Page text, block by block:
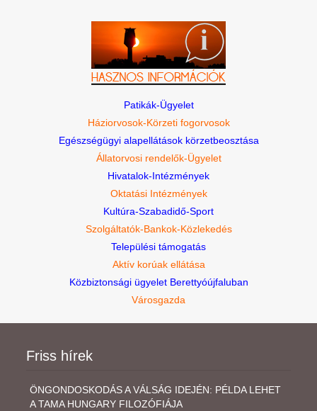
Patikák-Ügyelet
Háziorvosok-Körzeti fogorvosok
Egészségügyi alapellátások körzetbeosztása
Állatorvosi rendelők-Ügyelet
Hivatalok-Intézmények
Oktatási Intézmények
Kultúra-Szabadidő-Sport
Szolgáltatók-Bankok-Közlekedés
Települési támogatás
Aktív korúak ellátása
Közbiztonsági ügyelet Berettyóújfaluban
Városgazda
Friss hírek
ÖNGONDOSKODÁS A VÁLSÁG IDEJÉN: PÉLDA LEHET
A TAMA HUNGARY FILOZÓFIÁJA